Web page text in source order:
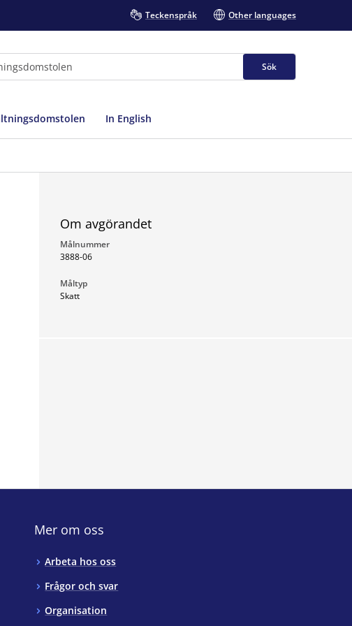
Teckenspråk Other languages
Sök
In English
Om avgörandet
Målnummer
3888-06
Måltyp
Skatt
Mer om oss
Arbeta hos oss
Frågor och svar
Organisation